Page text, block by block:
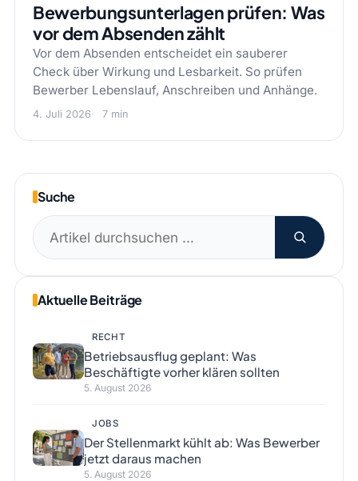
Bewerbungsunterlagen prüfen: Was
vor dem Absenden zählt
Vor dem Absenden entscheidet ein sauberer
Check über Wirkung und Lesbarkeit. So prüfen
Bewerber Lebenslauf, Anschreiben und Anhänge.
4. Juli 2026 7 min
Suche
Suchen
nach:
Aktuelle Beiträge
RECHT
Betriebsausflug geplant: Was
Beschäftigte vorher klären sollten
5. August 2026
JOBS
Der Stellenmarkt kühlt ab: Was Bewerber
jetzt daraus machen
5. August 2026